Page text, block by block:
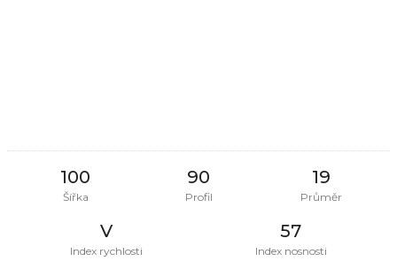
100
Šířka
90
Profil
19
Průměr
V
Index rychlosti
57
Index nosnosti